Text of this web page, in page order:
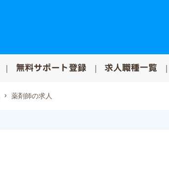
無料サポート登録 求人職種一覧
薬剤師の求人